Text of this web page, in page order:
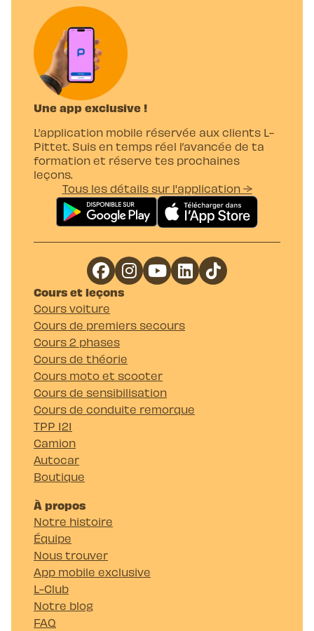
Une app exclusive !
L’application mobile réservée aux clients L-
Pittet. Suis en temps réel l’avancée de ta
formation et réserve tes prochaines
leçons.
Tous les détails sur l'application →
Cours et leçons
Cours voiture
Cours de premiers secours
Cours 2 phases
Cours de théorie
Cours moto et scooter
Cours de sensibilisation
Cours de conduite remorque
TPP 121
Camion
Autocar
Boutique
À propos
Notre histoire
Équipe
Nous trouver
App mobile exclusive
L-Club
Notre blog
FAQ